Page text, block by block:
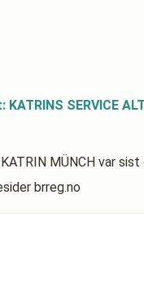
SERVICE
MÜNCH var sist
brreg.no